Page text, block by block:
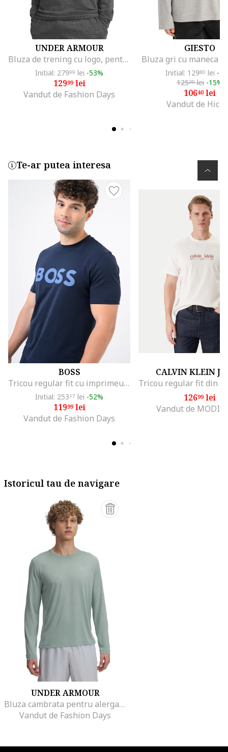
UNDER ARMOUR
Bluza de trening cu logo, pentru fitness Rival, Gri inchis melange
Initial: 27999 lei -53%
12999lei
Vandut de Fashion Days
GIESTO
Bluza gri cu maneca
Initial: 12980 lei -
12520lei -15%
10640lei
Vandut de
Te-ar putea interesa
BOSS
Tricou regular fit cu imprimeu logo cauciucat Thinking, Bleumarin
Initial: 25317 lei -52%
11999lei
Vandut de Fashion Days
CALVIN KLEIN
12699lei
Vandut de
Istoricul tau de navigare
UNDER ARMOUR
Bluza cambrata pentru alergare Launch, Verde menta
Vandut de Fashion Days